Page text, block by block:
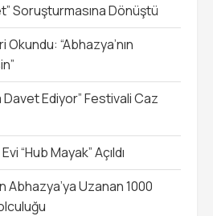
Soruşturmasına Dönüştü
Okundu: “Abhazya’nın
Ediyor” Festivali Caz
“Hub Mayak” Açıldı
Abhazya’ya Uzanan 1000